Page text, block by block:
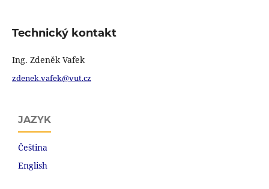
Technický kontakt
Ing. Zdeněk Vafek
zdenek.vafek@vut.cz
JAZYK
Čeština
English